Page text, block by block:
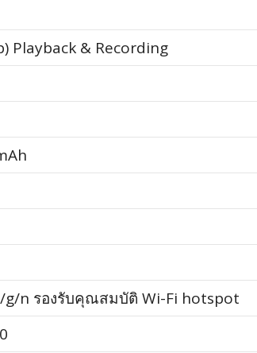
Playback & Recording
g/n รองรับคุณสมบัติ Wi-Fi hotspot